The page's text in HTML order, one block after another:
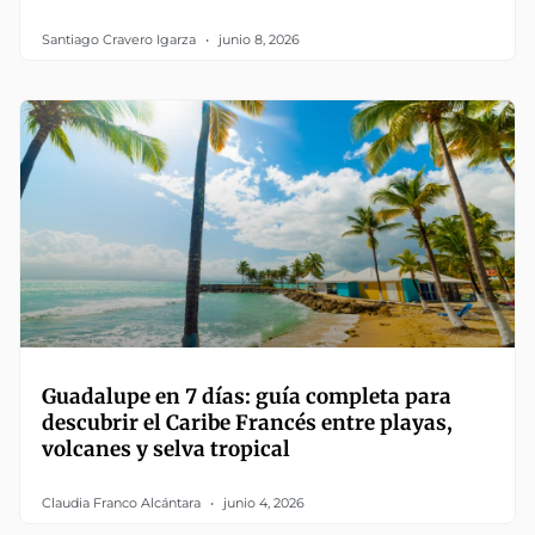
Santiago Cravero Igarza junio 8, 2026
Guadalupe en 7 días: guía completa para
descubrir el Caribe Francés entre playas,
volcanes y selva tropical
Claudia Franco Alcántara junio 4, 2026